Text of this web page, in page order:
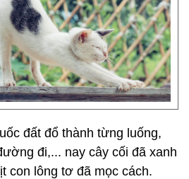
đất đổ thành từng luống,
đi,... nay cây cối đã xanh
con lông tơ đã mọc cách.